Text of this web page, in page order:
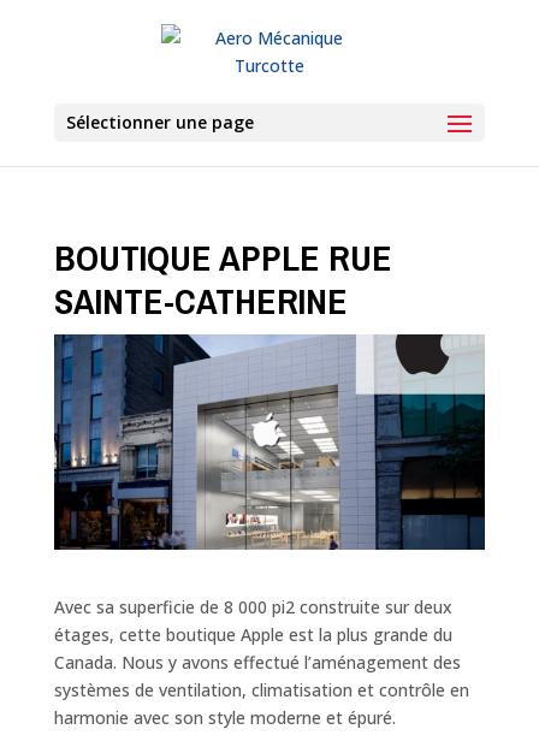
Sélectionner une page
BOUTIQUE APPLE RUE
SAINTE-CATHERINE
Avec sa superficie de 8 000 pi2 construite sur deux
étages, cette boutique Apple est la plus grande du
Canada. Nous y avons effectué l’aménagement des
systèmes de ventilation, climatisation et contrôle en
harmonie avec son style moderne et épuré.